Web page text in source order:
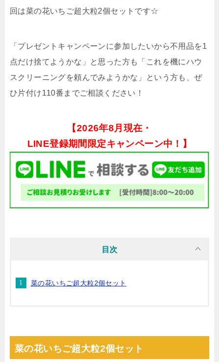
回は菜の花いちご超大粒2個セットです☆
「プレゼントキャンペーンに参加したいから不用品を1
点だけ捨てようかな」と思った方も「これを機にハウ
スクリーニングを頼んでみようかな」という方も、ぜ
ひ片付け110番までご相談ください！
【2026年8月現在・
LINE登録期間限定キャンペーン中！】
目次
菜の花いちご超大粒2個セット
菜の花いちご超大粒2個セット